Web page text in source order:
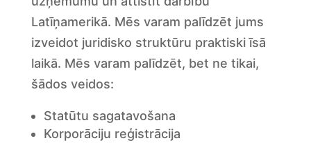
Latīņamerikā. Mēs varam palīdzēt jums
izveidot juridisko struktūru praktiski īsā
laikā. Mēs varam palīdzēt, bet ne tikai,
šādos veidos:
Statūtu sagatavošana
Korporāciju reģistrācija